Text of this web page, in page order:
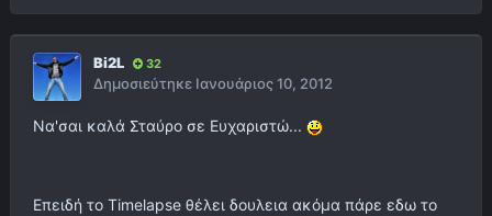
Bi2L 32
Δημοσιεύτηκε Ιανουάριος 10, 2012
Να'σαι καλά Σταύρο σε Ευχαριστώ...
Επειδή το Timelapse θέλει δουλεια ακόμα πάρε εδω το